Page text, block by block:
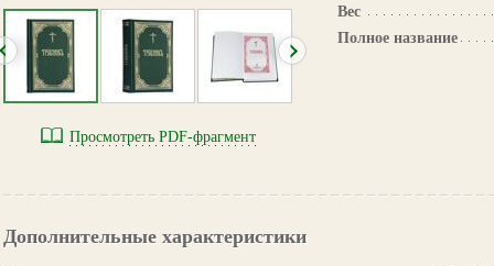
Просмотреть PDF-фрагмент
Вес
Полное название
Дополнительные характеристики